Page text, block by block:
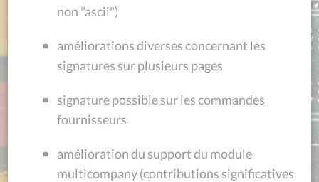
non "ascii")
améliorations diverses concernant les
signatures sur plusieurs pages
signature possible sur les commandes
fournisseurs
amélioration du support du module
multicompany (contributions significatives